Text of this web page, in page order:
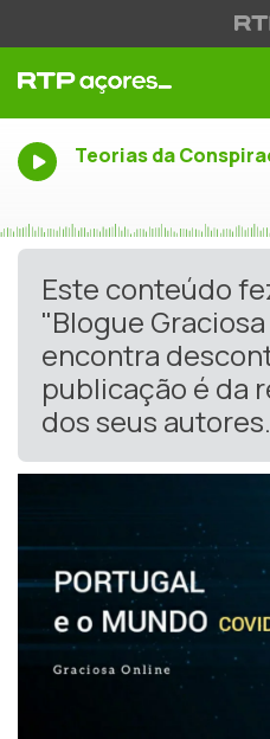
Teorias da
Este conteúdo
"Blogue
encontra
publicação é da
dos seus autores.